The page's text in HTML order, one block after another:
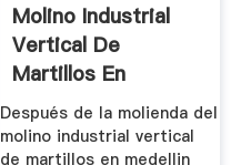
Molino Industrial
Vertical De
Martillos En
Medellin Colombia
Después de la molienda del
molino industrial vertical
de martillos en medellin